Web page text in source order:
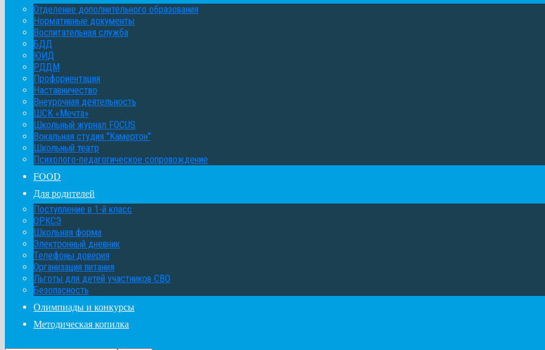
Отделение дополнительного образования
Нормативные документы
Воспитательная служба
БДД
ЮИД
РДДМ
Профориентация
Наставничество
Внеурочная деятельность
ШСК «Мечта»
Школьный журнал FOCUS
Вокальная студия "Камертон"
Школьный театр
Психолого-педагогическое сопровождение
FOOD
Для родителей
Поступление в 1-й класс
ОРКСЭ
Школьная форма
Электронный дневник
Телефоны доверия
Организация питания
Льготы для детей участников СВО
Безопасность
Олимпиады и конкурсы
Методическая копилка